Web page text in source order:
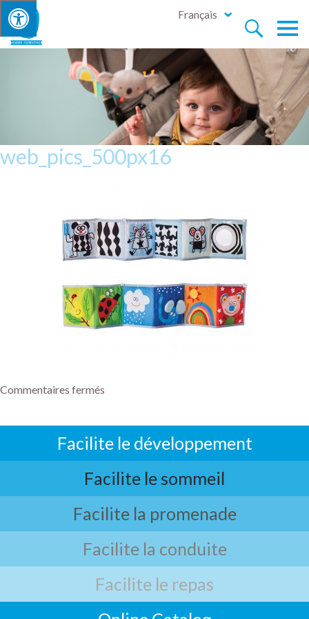


Français
web_pics_500px16
Commentaires fermés
Facilite le développement
Facilite le sommeil
Facilite la promenade
Facilite la conduite
Facilite le repas